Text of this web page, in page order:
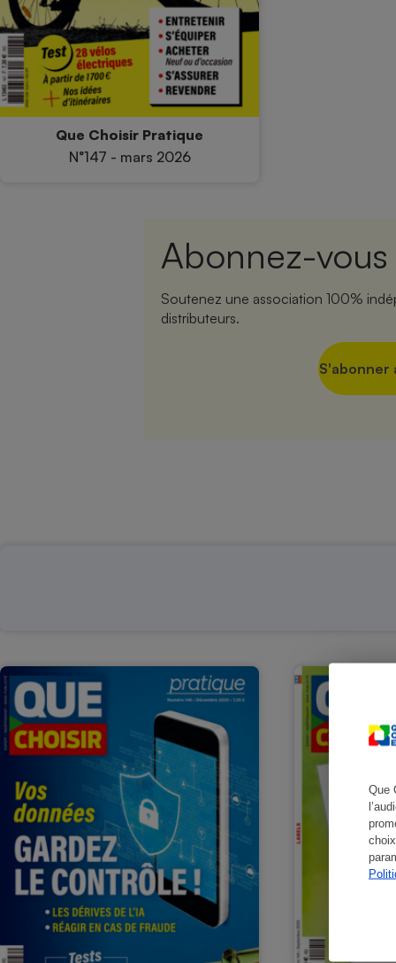
Que
Que Choisir Pratique
N°147 - mars 2026
Abonnez-
Soutenez une association 100%
distributeurs.
S'abonner